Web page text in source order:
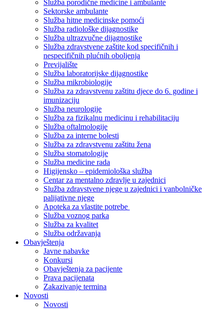
Služba porodične medicine i ambulante
Sektorske ambulante
Služba hitne medicinske pomoći
Služba radiološke dijagnostike
Služba ultrazvučne dijagnostike
Služba zdravstvene zaštite kod specifičnih i
nespecifičnih plućnih oboljenja
Previjalište
Služba laboratorijske dijagnostike
Služba mikrobiologije
Služba za zdravstvenu zaštitu djece do 6. godine i
imunizaciju
Služba neurologije
Služba za fizikalnu medicinu i rehabilitaciju
Služba oftalmologije
Služba za interne bolesti
Služba za zdravstvenu zaštitu žena
Služba stomatologije
Služba medicine rada
Higijensko – epidemiološka služba
Centar za mentalno zdravlje u zajednici
Služba zdravstvene njege u zajednici i vanbolničke
palijativne njege
Apoteka za vlastite potrebe
Služba voznog parka
Služba za kvalitet
Služba održavanja
Obavještenja
Javne nabavke
Konkursi
Obavještenja za pacijente
Prava pacijenata
Zakazivanje termina
Novosti
Novosti